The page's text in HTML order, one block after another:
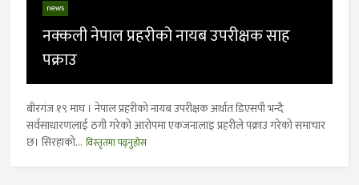
news
नक्कली नेपाल प्रहरीको नायब उपरीक्षक साह
पक्राउ
बीरगंज १९ माघ । नेपाल प्रहरीको नायब उपरीक्षक अर्थात डिएसपी भन्दै
सर्वसाधारणलाई ठगी गरेको आरोपमा एकजनालाइ प्रहरीले पक्राउ गरेकाे समाचार
छ। सिरहाको... विस्तृतमा पढ्नुहोस